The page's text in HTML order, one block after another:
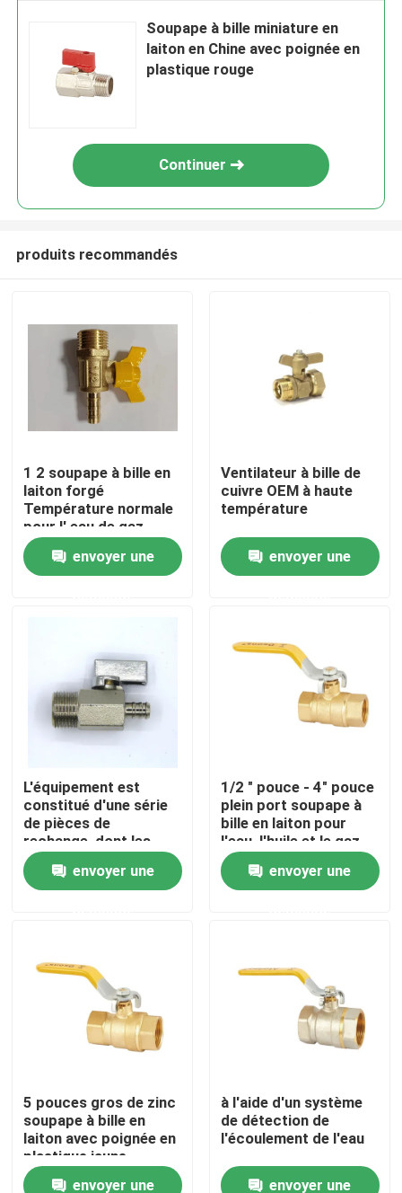
Produits
Au sujet de nous
Visite d'usine
Demandez une citation
Valve d'angle en laiton
Robinet à tournant sphérique en laiton
Soupape à bille miniature en
laiton en Chine avec poignée en
plastique rouge
Continuer
produits recommandés
1 2 soupape à bille en
laiton forgé
Température normale
pour l' eau de gaz
pétrolier
envoyer une
Ventilateur à bille de
cuivre OEM à haute
température
envoyer une
L'équipement est
constitué d'une série
de pièces de
rechange, dont les
pièces de rechange
sont des pièces de
rechange.
envoyer une
1/2 " pouce - 4" pouce
plein port soupape à
bille en laiton pour
l'eau, l'huile et le gaz
avec poignée de
plastique jaune
envoyer une
5 pouces gros de zinc
soupape à bille en
laiton avec poignée en
plastique jaune
envoyer une
à l'aide d'un système
de détection de
l'écoulement de l'eau
envoyer une